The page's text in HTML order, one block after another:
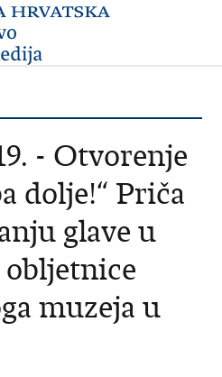
- Otvorenje
dolje!“ Priča
glave u
obljetnice
muzeja u